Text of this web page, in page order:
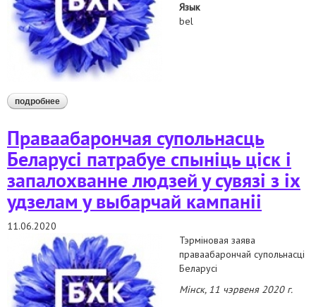
Язык
bel
подробнее о патрабуем неадкладнага вызвалення віктара бабарыкі і
затрыманых сябраў ягонай ініцыятыўнай групы
Праваабарончая супольнасць
Беларусі патрабуе спыніць ціск і
запалохванне людзей у сувязі з іх
удзелам у выбарчай кампаніі
11.06.2020
Тэрміновая заява
праваабарончай супольнасці
Беларусі
Мінск, 11 чэрвеня 2020 г.